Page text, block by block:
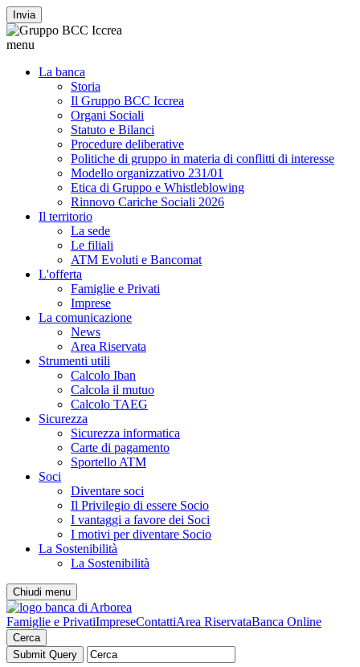
Invia
menu
La banca
Storia
Il Gruppo BCC Iccrea
Organi Sociali
Statuto e Bilanci
Procedure deliberative
Politiche di gruppo in materia di conflitti di interesse
Modello organizzativo 231/01
Etica di Gruppo e Whistleblowing
Rinnovo Cariche Sociali 2026
Il territorio
La sede
Le filiali
ATM Evoluti e Bancomat
L'offerta
Famiglie e Privati
Imprese
La comunicazione
News
Area Riservata
Strumenti utili
Calcolo Iban
Calcola il mutuo
Calcolo TAEG
Sicurezza
Sicurezza informatica
Carte di pagamento
Sportello ATM
Soci
Diventare soci
Il Privilegio di essere Socio
I vantaggi a favore dei Soci
I motivi per diventare Socio
La Sostenibilità
La Sostenibilità
Chiudi menu
Famiglie e PrivatiImpreseContattiArea RiservataBanca Online
Cerca